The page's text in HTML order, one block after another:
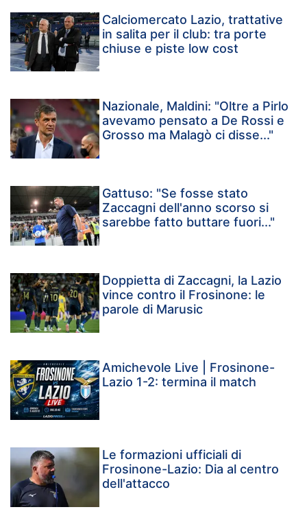
Calciomercato Lazio, trattative
in salita per il club: tra porte
chiuse e piste low cost
Nazionale, Maldini: "Oltre a Pirlo
avevamo pensato a De Rossi e
Grosso ma Malagò ci disse..."
Gattuso: "Se fosse stato
Zaccagni dell'anno scorso si
sarebbe fatto buttare fuori..."
Doppietta di Zaccagni, la Lazio
vince contro il Frosinone: le
parole di Marusic
Amichevole Live | Frosinone-
Lazio 1-2: termina il match
Le formazioni ufficiali di
Frosinone-Lazio: Dia al centro
dell'attacco